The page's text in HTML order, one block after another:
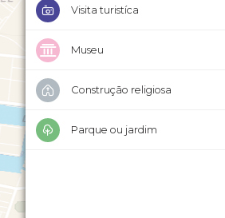
Visita turistíca
Museu
Construção religiosa
Parque ou jardim